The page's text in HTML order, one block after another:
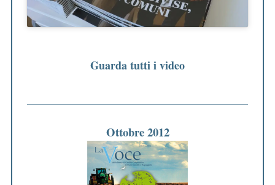
Guarda tutti i video
Ottobre 2012